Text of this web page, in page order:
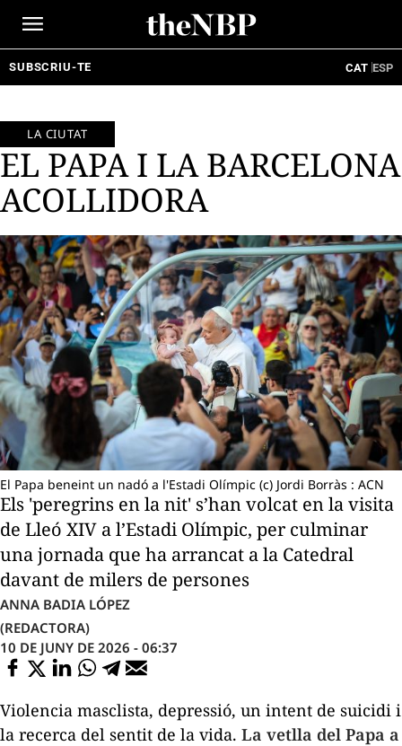
SUBSCRIU-TE CAT ESP
LA CIUTAT
EL PAPA I LA BARCELONA
ACOLLIDORA
El Papa beneint un nadó a l'Estadi Olímpic (c) Jordi Borràs : ACN
Els 'peregrins en la nit' s’han volcat en la visita
de Lleó XIV a l’Estadi Olímpic, per culminar
una jornada que ha arrancat a la Catedral
davant de milers de persones
ANNA BADIA LÓPEZ
(REDACTORA)
10 DE JUNY DE 2026 - 06:37
Violencia masclista, depressió, un intent de suicidi i
la recerca del sentit de la vida. La vetlla del Papa a